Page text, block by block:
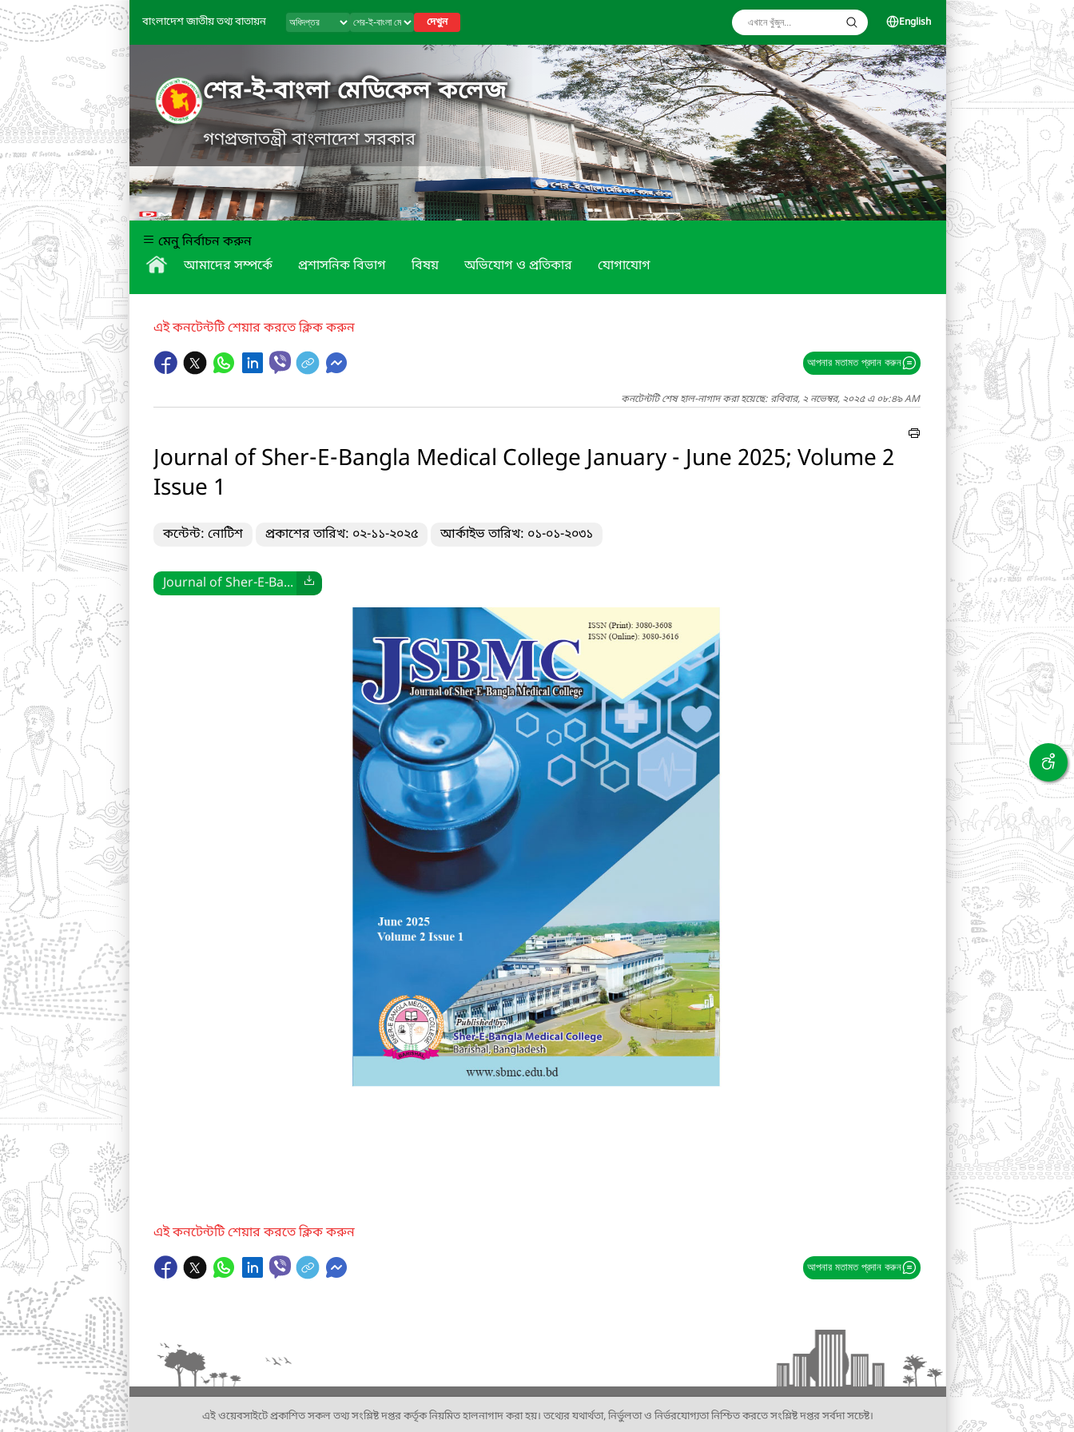
বাংলাদেশ জাতীয় তথ্য বাতায়ন দেখুন English
শের-ই-বাংলা মেডিকেল কলেজ
গণপ্রজাতন্ত্রী বাংলাদেশ সরকার
মেনু নির্বাচন করুন
আমাদের সম্পর্কে
প্রশাসনিক বিভাগ বিষয় অভিযোগ ও প্রতিকার যোগাযোগ
এই কনটেন্টটি শেয়ার করতে ক্লিক করুন
আপনার মতামত প্রদান করুন
কনটেন্টটি শেষ হাল-নাগাদ করা হয়েছে: রবিবার, ২ নভেম্বর, ২০২৫ এ ০৮:৪৯ AM
Journal of Sher-E-Bangla Medical College January - June 2025; Volume 2
Issue 1
কন্টেন্ট: নোটিশ প্রকাশের তারিখ: ০২-১১-২০২৫ আর্কাইভ তারিখ: ০১-০১-২০৩১
Journal of Sher-E-Ba...
এই কনটেন্টটি শেয়ার করতে ক্লিক করুন
আপনার মতামত প্রদান করুন
এই ওয়েবসাইটে প্রকাশিত সকল তথ্য সংশ্লিষ্ট দপ্তর কর্তৃক নিয়মিত হালনাগাদ করা হয়। তথ্যের যথার্থতা, নির্ভুলতা ও নির্ভরযোগ্যতা নিশ্চিত করতে সংশ্লিষ্ট দপ্তর সর্বদা সচেষ্ট।